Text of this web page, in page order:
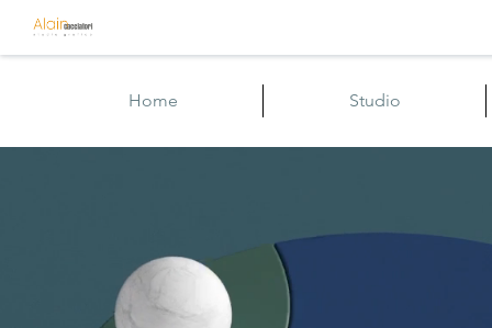
Home Studio